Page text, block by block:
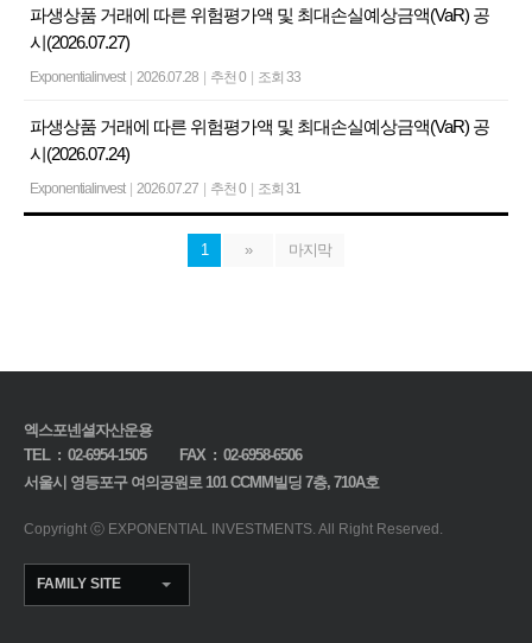
파생상품 거래에 따른 위험평가액 및 최대손실예상금액(VaR) 공
시(2026.07.27)
Exponentialinvest 2026.07.28 추천 0 조회 33
파생상품 거래에 따른 위험평가액 및 최대손실예상금액(VaR) 공
시(2026.07.24)
Exponentialinvest 2026.07.27 추천 0 조회 31
1 » 마지막
엑스포넨셜자산운용
TEL : 02-6954-1505
FAX : 02-6958-6506
서울시 영등포구 여의공원로 101 CCMM빌딩 7층, 710A호
Copyright ⓒ EXPONENTIAL INVESTMENTS. All Right Reserved.
FAMILY SITE